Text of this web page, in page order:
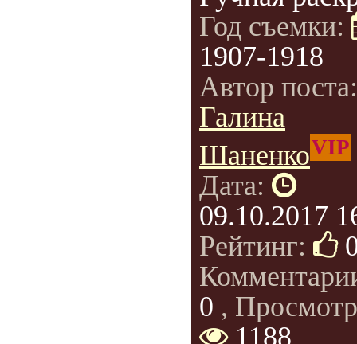
Год съемки:
1907-1918
Автор
Галина
ШаненкоVIP
Дата:
09.10.2017
Рейтинг:
0 ,
1188